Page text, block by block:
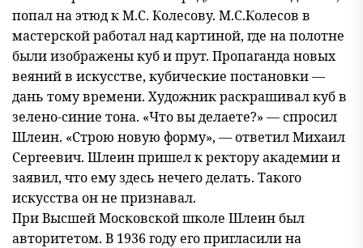
попал на этюд к М.С. Колесову. М.С.Колесов в
мастерской работал над картиной, где на полотне
были изображены куб и прут. Пропаганда новых
веяний в искусстве, кубические постановки —
дань тому времени. Художник раскрашивал куб в
зелено-синие тона. «Что вы делаете?» — спросил
Шлеин. «Строю новую форму», — ответил Михаил
Сергеевич. Шлеин пришел к ректору академии и
заявил, что ему здесь нечего делать. Такого
искусства он не признавал.
При Высшей Московской школе Шлеин был
авторитетом. В 1936 году его пригласили на